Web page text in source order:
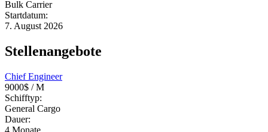
Bulk Carrier
Startdatum:
7. August 2026
Stellenangebote
Chief Engineer
9000$ / M
Schifftyp:
General Cargo
Dauer:
4 Monate